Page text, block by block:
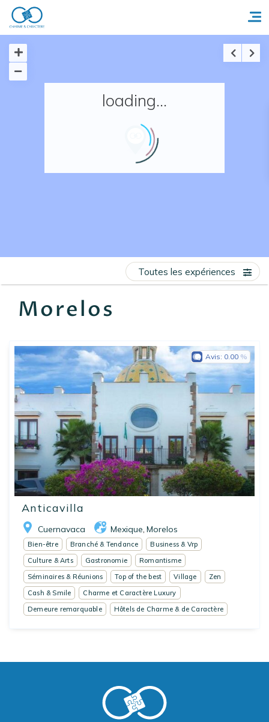
Accueil
Nos adresses en France
loading...
Morelos
Toutes les expériences
Anticavilla
Cuernavaca Mexique Morelos
Avis: 0.00
Bien-être Branché & Tendance
Business & Vrp
Culture & Arts
Gastronomie
Romantisme
Séminaires & Réunions
Top of the best Village
Zen
Cash & Smile
Charme et Caractère Luxury
Demeure remarquable
Hôtels de Charme & de Caractère